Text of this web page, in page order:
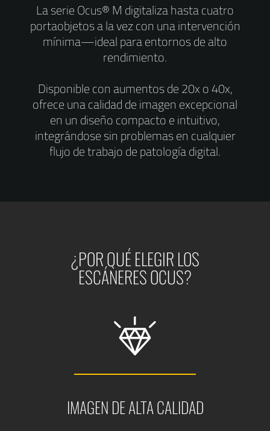
La serie Ocus® M digitaliza hasta cuatro
portaobjetos a la vez con una intervención
mínima—ideal para entornos de alto
rendimiento.
Disponible con aumentos de 20x o 40x,
ofrece una calidad de imagen excepcional
en un diseño compacto e intuitivo,
integrándose sin problemas en cualquier
flujo de trabajo de patología digital.
¿POR QUÉ ELEGIR LOS
ESCÁNERES OCUS?
IMAGEN DE ALTA CALIDAD